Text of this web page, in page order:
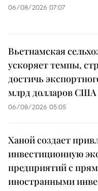
06/08/2026 07:07
Вьетнамская
ускоряет темпы,
достичь
млрд долларов США
06/08/2026 05:05
Ханой создает
инвестиционную
предприятий с
иностранными